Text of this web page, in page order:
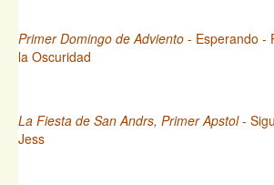
Primer Domingo de Adviento - Esperando -
la Oscuridad
La Fiesta de San Andrs, Primer Apstol-
Jess